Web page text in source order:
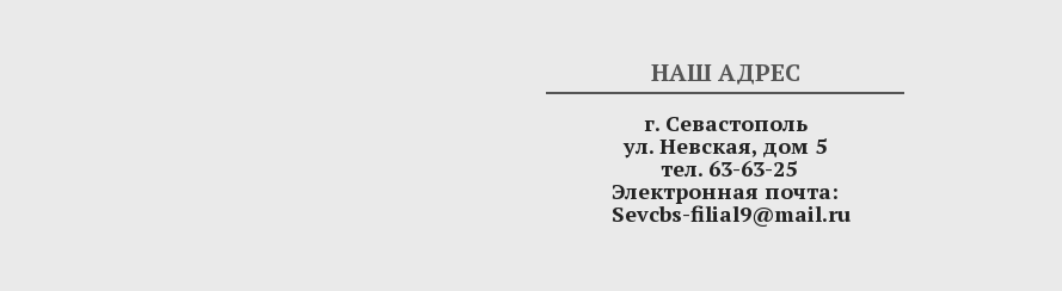
НАШ АДРЕС
г. Севастополь
ул. Невская, дом 5
тел. 63-63-25
Электронная почта:
Sevcbs-filial9@mail.ru